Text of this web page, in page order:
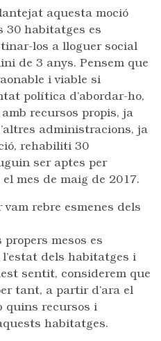
aquesta moció
30 habitatges es
los a lloguer social
de 3 anys. Pensem que
i viable si
política d’abordar-ho,
recursos propis, ja
administracions, ja
rehabiliti 30
ser aptes per
mes de maig de 2017.
rebre esmenes dels
propers mesos es
dels habitatges i
sentit, considerem que
tant, a partir d’ara el
quins recursos i
habitatges.